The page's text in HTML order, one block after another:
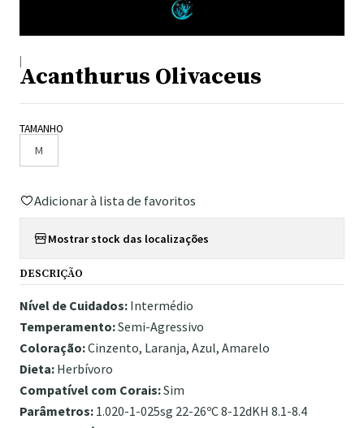
|
Acanthurus Olivaceus
TAMANHO
M
Adicionar à lista de favoritos
Mostrar stock das localizações
DESCRIÇÃO
Nível de Cuidados: Intermédio
Temperamento:Semi-Agressivo
Coloração:Cinzento, Laranja, Azul, Amarelo
Dieta: Herbívoro
Compatível com Corais:Sim
Parâmetros: 1.020-1-025sg 22-26ºC 8-12dKH 8.1-8.4